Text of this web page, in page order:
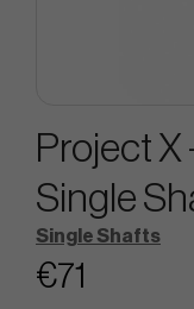
Project X
Single
Single Shafts
€71